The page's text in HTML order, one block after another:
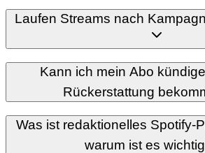
Laufen Streams nach
Kann ich mein Abo
Rückerstattung
Was ist redaktionelles Spotify-
warum ist es